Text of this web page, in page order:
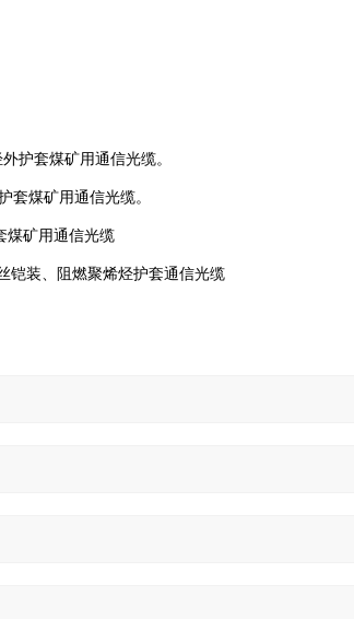
护套煤矿用通信光缆。
套煤矿用通信光缆。
煤矿用通信光缆
铠装、阻燃聚烯烃护套通信光缆